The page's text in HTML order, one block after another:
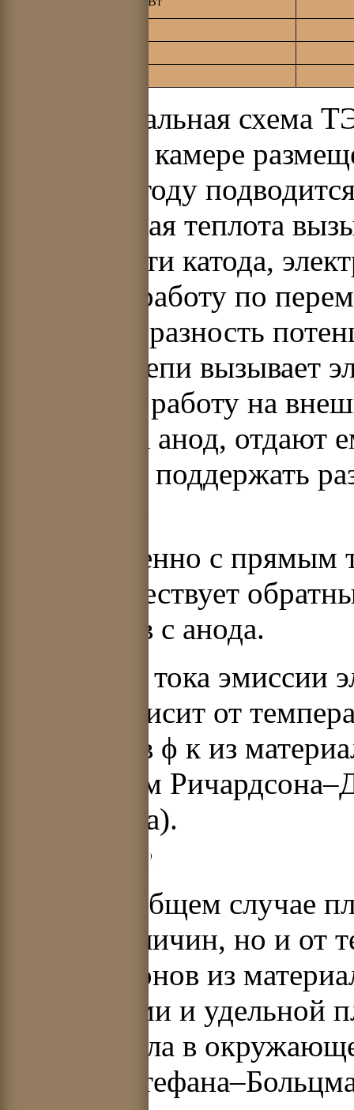
Принципиальная схема
вакуумной камере
анод. К катоду
Подведенная теплота
поверхности катода,
совершая работу по
и создавая разность
внешней цепи вызывает
совершать работу на
попадая на анод,
его. Чтобы поддержать
охлаждать.
Одновременно с прямым
аноду существует
электронов с анода.
Плотность тока эмиссии
сильно зависит от
электронов ϕ к из
уравнением
Ричардсона).
Однако в общем случае
от этих величин, но и
ϕ а электронов из
электродами и удельной
сброса тепла в
законом